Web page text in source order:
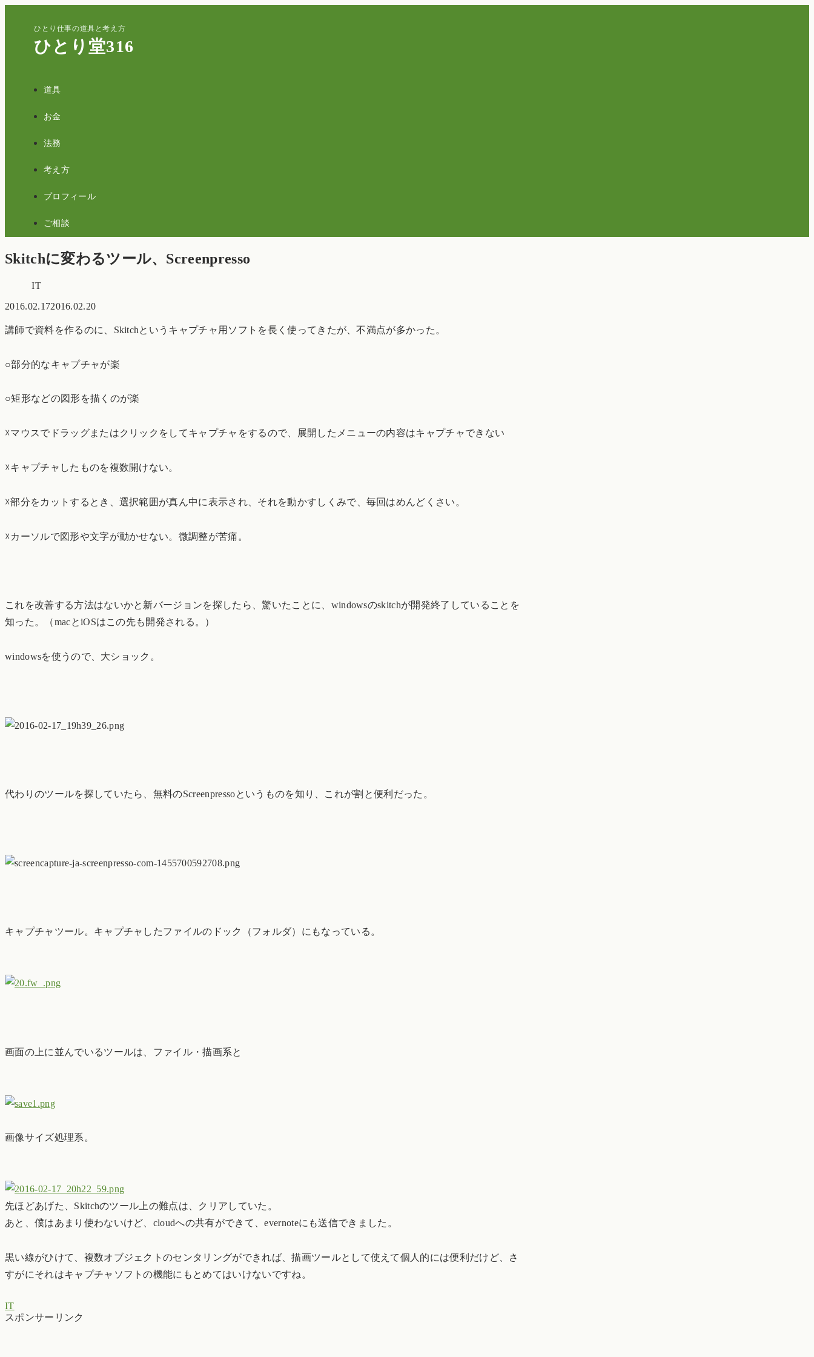
ひとり仕事の道具と考え方
ひとり堂316
道具
お金
法務
考え方
プロフィール
ご相談
Skitchに変わるツール、Screenpresso
IT
2016.02.172016.02.20
講師で資料を作るのに、Skitchというキャプチャ用ソフトを長く使ってきたが、不満点が多かった。
○部分的なキャプチャが楽
○矩形などの図形を描くのが楽
☓マウスでドラッグまたはクリックをしてキャプチャをするので、展開したメニューの内容はキャプチャできない
☓キャプチャしたものを複数開けない。
☓部分をカットするとき、選択範囲が真ん中に表示され、それを動かすしくみで、毎回はめんどくさい。
☓カーソルで図形や文字が動かせない。微調整が苦痛。
これを改善する方法はないかと新バージョンを探したら、驚いたことに、windowsのskitchが開発終了していることを
知った。（macとiOSはこの先も開発される。）
windowsを使うので、大ショック。
代わりのツールを探していたら、無料のScreenpressoというものを知り、これが割と便利だった。
キャプチャツール。キャプチャしたファイルのドック（フォルダ）にもなっている。
画面の上に並んでいるツールは、ファイル・描画系と
画像サイズ処理系。
先ほどあげた、Skitchのツール上の難点は、クリアしていた。
あと、僕はあまり使わないけど、cloudへの共有ができて、evernoteにも送信できました。
黒い線がひけて、複数オブジェクトのセンタリングができれば、描画ツールとして使えて個人的には便利だけど、さ
すがにそれはキャプチャソフトの機能にもとめてはいけないですね。
IT
スポンサーリンク